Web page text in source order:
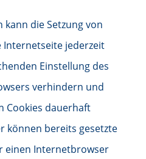
die Setzung von
Internetseite jederzeit
Einstellung des
verhindern und
Cookies dauerhaft
können bereits gesetzte
einen Internetbrowser